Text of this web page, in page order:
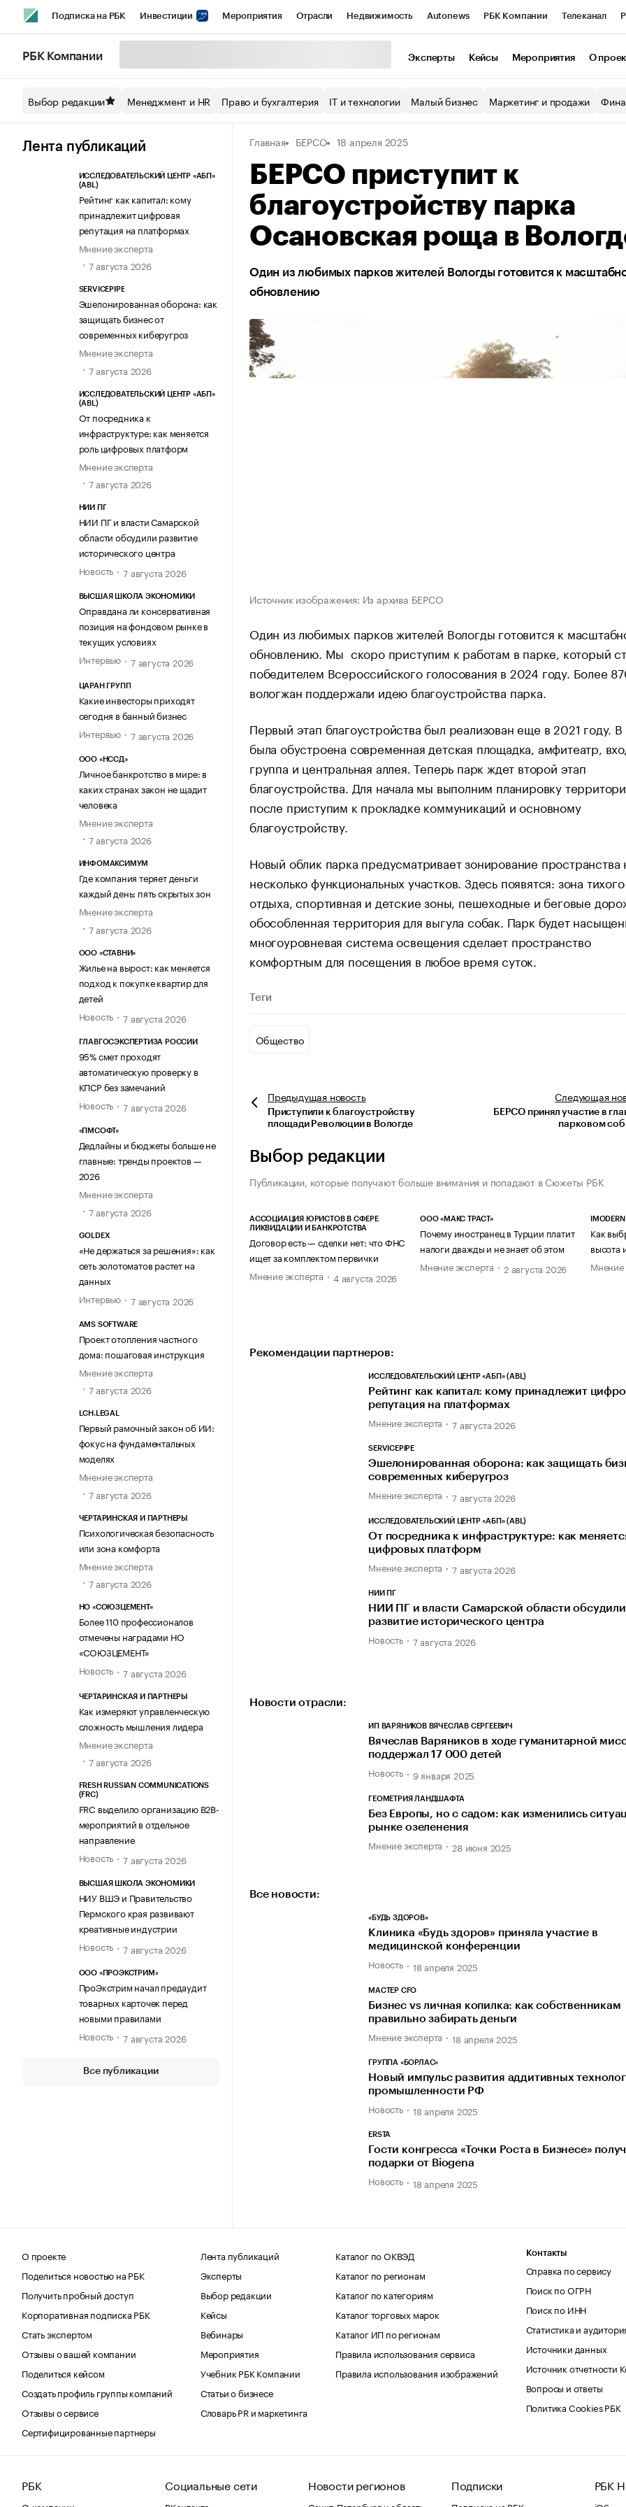
Подписка на РБК Инвестиции Мероприятия Отрасли Недвижимость Autonews РБК Компании Телеканал
Спецпроекты СПб Конференции СПб Спецпроекты Экономика Бизнес
Технологии и медиа Рынок наличной валюты
РБК Компании Эксперты Кейсы Мероприятия О
Выбор редакции Менеджмент и HR Право и бухгалтерия IT и технологии Малый бизнес Маркетинг и продажи
Лента публикаций
ИССЛЕДОВАТЕЛЬСКИЙ ЦЕНТР «АБП»
(ABL)
Рейтинг как капитал: кому
принадлежит цифровая
репутация на платформах
Мнение эксперта
7 августа 2026
SERVICEPIPE
Эшелонированная оборона: как
защищать бизнес от
современных киберугроз
Мнение эксперта
7 августа 2026
ИССЛЕДОВАТЕЛЬСКИЙ ЦЕНТР «АБП»
(ABL)
От посредника к
инфраструктуре: как меняется
роль цифровых платформ
Мнение эксперта
7 августа 2026
НИИ ПГ
НИИ ПГ и власти Самарской
области обсудили развитие
исторического центра
Новость
7 августа 2026
ВЫСШАЯ ШКОЛА ЭКОНОМИКИ
Оправдана ли консервативная
позиция на фондовом рынке в
текущих условиях
Интервью
7 августа 2026
ЦАРАН ГРУПП
Какие инвесторы приходят
сегодня в банный бизнес
Интервью
7 августа 2026
ООО «НССД»
Личное банкротство в мире: в
каких странах закон не щадит
человека
Мнение эксперта
7 августа 2026
ИНФОМАКСИМУМ
Где компания теряет деньги
каждый день: пять скрытых зон
Мнение эксперта
7 августа 2026
ООО «СТАВНИ»
Жилье на вырост: как меняется
подход к покупке квартир для
детей
Новость
7 августа 2026
ГЛАВГОСЭКСПЕРТИЗА РОССИИ
95% смет проходят
автоматическую проверку в
КПСР без замечаний
Новость
7 августа 2026
«ПМСОФТ»
Дедлайны и бюджеты больше не
главные: тренды проектов —
2026
Мнение эксперта
7 августа 2026
GOLDEX
«Не держаться за решения»: как
сеть золотоматов растет на
данных
Интервью
7 августа 2026
AMS SOFTWARE
Проект отопления частного
дома: пошаговая инструкция
Мнение эксперта
7 августа 2026
LCH.LEGAL
Первый рамочный закон об ИИ:
фокус на фундаментальных
моделях
Мнение эксперта
7 августа 2026
ЧЕРТАРИНСКАЯ И ПАРТНЕРЫ
Психологическая безопасность
или зона комфорта
Мнение эксперта
7 августа 2026
НО «СОЮЗЦЕМЕНТ»
Более 110 профессионалов
отмечены наградами НО
«СОЮЗЦЕМЕНТ»
Новость
7 августа 2026
ЧЕРТАРИНСКАЯ И ПАРТНЕРЫ
Как измеряют управленческую
сложность мышления лидера
Мнение эксперта
7 августа 2026
FRESH RUSSIAN COMMUNICATIONS
(FRC)
FRC выделило организацию B2B-
мероприятий в отдельное
направление
Новость
7 августа 2026
ВЫСШАЯ ШКОЛА ЭКОНОМИКИ
НИУ ВШЭ и Правительство
Пермского края развивают
креативные индустрии
Новость
7 августа 2026
ООО «ПРОЭКСТРИМ»
ПроЭкстрим начал предаудит
товарных карточек перед
новыми правилами
Новость
7 августа 2026
Все публикации
Главная БЕРСО 18 апреля 2025
БЕРСО приступит к
благоустройству парка
Осановская роща в
Один из любимых парков жителей Вологды готовится к
обновлению
Источник изображения: Из архива БЕРСО
Один из любимых парков жителей Вологды готовится к
обновлению. Мы скоро приступим к работам в парке, который
победителем Всероссийского голосования в 2024 году. Более
вологжан поддержали идею благоустройства парка.
Первый этап благоустройства был реализован еще в 2021 году.
была обустроена современная детская площадка, амфитеатр,
группа и центральная аллея. Теперь парк ждет второй этап
благоустройства. Для начала мы выполним планировку
после приступим к прокладке коммуникаций и основному
благоустройству.
Новый облик парка предусматривает зонирование пространства
несколько функциональных участков. Здесь появятся: зона тихого
отдыха, спортивная и детские зоны, пешеходные и беговые
обособленная территория для выгула собак. Парк будет
многоуровневая система освещения сделает пространство
комфортным для посещения в любое время суток.
Теги
Общество
Предыдущая новость
Приступили к благоустройству
площади Революции в Вологде
Следующая
БЕРСО принял участие в
парковом
Выбор редакции
Публикации, которые получают больше внимания и попадают в Сюжеты РБК
АССОЦИАЦИЯ ЮРИСТОВ В СФЕРЕ
ЛИКВИДАЦИИ И БАНКРОТСТВА
Договор есть — сделки нет: что ФНС
ищет за комплектом первички
Мнение эксперта
4 августа 2026
ООО «МАКС ТРАСТ»
Почему иностранец в Турции платит
налоги дважды и не знает об этом
Мнение эксперта
2 августа 2026
IMODERN
Как
высота
Мнение
Рекомендации партнеров:
ИССЛЕДОВАТЕЛЬСКИЙ ЦЕНТР «АБП» (ABL)
Рейтинг как капитал: кому принадлежит
репутация на платформах
Мнение эксперта 7 августа 2026
SERVICEPIPE
Эшелонированная оборона: как защищать
современных киберугроз
Мнение эксперта 7 августа 2026
ИССЛЕДОВАТЕЛЬСКИЙ ЦЕНТР «АБП» (ABL)
От посредника к инфраструктуре: как
цифровых платформ
Мнение эксперта 7 августа 2026
НИИ ПГ
НИИ ПГ и власти Самарской области обсудили
развитие исторического центра
Новость 7 августа 2026
Новости отрасли:
ИП ВАРЯНИКОВ ВЯЧЕСЛАВ СЕРГЕЕВИЧ
Вячеслав Варяников в ходе гуманитарной
поддержал 17 000 детей
Новость 9 января 2025
ГЕОМЕТРИЯ ЛАНДШАФТА
Без Европы, но с садом: как изменились
рынке озеленения
Мнение эксперта 28 июня 2025
Все новости:
«БУДЬ ЗДОРОВ»
Клиника «Будь здоров» приняла участие в
медицинской конференции
Новость 18 апреля 2025
МАСТЕР CFO
Бизнес vs личная копилка: как собственникам
правильно забирать деньги
Мнение эксперта 18 апреля 2025
ГРУППА «БОРЛАС»
Новый импульс развития аддитивных
промышленности РФ
Новость 18 апреля 2025
ERSTA
Гости конгресса «Точки Роста в Бизнесе»
подарки от Biogena
Новость 18 апреля 2025
О проекте
Поделиться новостью на РБК
Получить пробный доступ
Корпоративная подписка РБК
Стать экспертом
Отзывы о вашей компании
Поделиться кейсом
Создать профиль группы компаний
Отзывы о сервисе
Сертифицированные партнеры
Лента публикаций
Эксперты
Выбор редакции
Кейсы
Вебинары
Мероприятия
Учебник РБК Компании
Статьи о бизнесе
Словарь PR и маркетинга
Каталог по ОКВЭД
Каталог по регионам
Каталог по категориям
Каталог торговых марок
Каталог ИП по регионам
Правила использования сервиса
Правила использования изображений
Контакты
Справка по сервису
Поиск по ОГРН
Поиск по ИНН
Статистика и
Источники данных
Источник отчетности
Вопросы и ответы
Политика Cookies РБК
РБК Социальные сети Новости регионов Подписки РБК